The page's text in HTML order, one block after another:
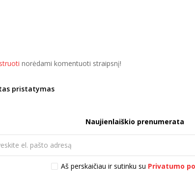
norėdami komentuoti straipsnį!
pristatymas
Naujienlaiškio prenumerata
Aš perskaičiau ir sutinku su Privatumo